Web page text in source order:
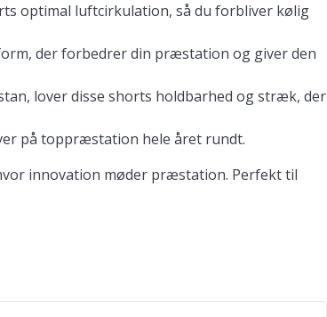
optimal luftcirkulation, så du forbliver kølig
der forbedrer din præstation og giver den
lover disse shorts holdbarhed og stræk, der
på toppræstation hele året rundt.
innovation møder præstation. Perfekt til